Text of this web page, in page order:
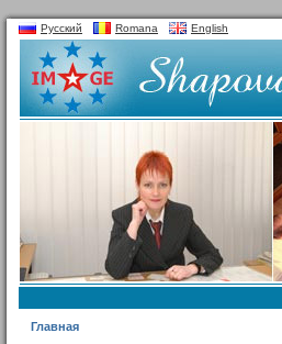
Русский Romana English
Главная